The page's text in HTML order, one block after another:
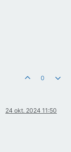
0
24 okt. 2024 11:50